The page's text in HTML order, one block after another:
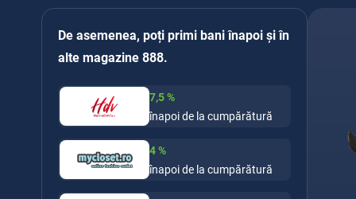
De asemenea, poți primi bani înapoi și în
alte magazine 888.
7,5%
înapoi de la cumpărătură
4%
înapoi de la cumpărătură